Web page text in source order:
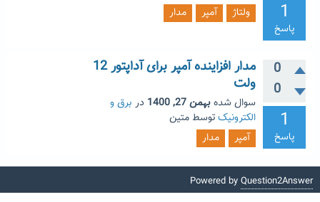
1
پاسخ
ولتاژ
آمپر مدار
0
0
1
پاسخ
مدار افزاینده آمپر برای آداپتور 12
ولت
سوال شدهبهمن 27, 1400 در برق و
الکترونیکتوسط متین
آمپر
مدار
Powered by Question2Answer